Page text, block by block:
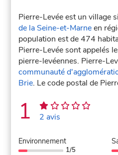
Pierre-Levée est un village
de la Seine-et-Marneen
population est de 474
Pierre-Levée sont appelés
pierre-levéennes. Pierre-
communauté
Brie. Le code postal de
1 2 avis
Environnement
1/5